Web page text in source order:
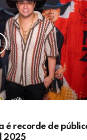
é recorde de
2025